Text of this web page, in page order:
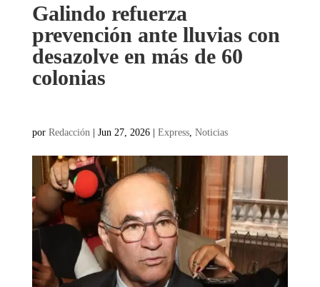
Galindo refuerza
prevención ante lluvias con
desazolve en más de 60
colonias
por Redacción | Jun 27, 2026| Express, Noticias